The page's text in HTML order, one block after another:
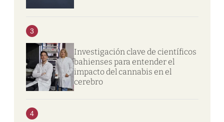
3
Investigación clave de científicos
bahienses para entender el
impacto del cannabis en el
cerebro
4